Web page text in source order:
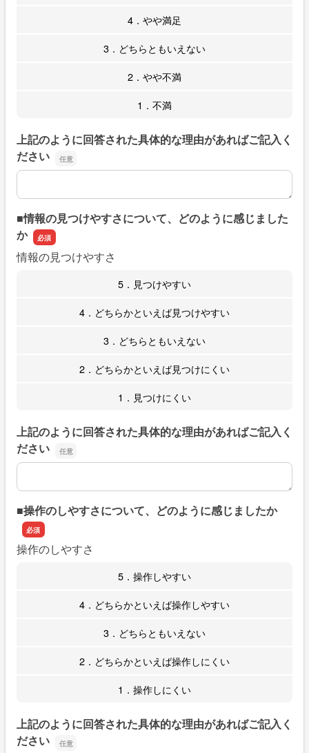
4．やや満足
3．どちらともいえない
2．やや不満
1．不満
上記のように回答された具体的な理由があればご記入く
ださい
上記のように回答された具体的な理由があればご記入くだ
■情報の見つけやすさについて、どのように感じました
か
情報の見つけやすさ
5．見つけやすい
4．どちらかといえば見つけやすい
3．どちらともいえない
2．どちらかといえば見つけにくい
1．見つけにくい
上記のように回答された具体的な理由があればご記入く
ださい
上記のように回答された具体的な理由があればご記入くだ
■操作のしやすさについて、どのように感じましたか
操作のしやすさ
5．操作しやすい
4．どちらかといえば操作しやすい
3．どちらともいえない
2．どちらかといえば操作しにくい
1．操作しにくい
上記のように回答された具体的な理由があればご記入く
ださい